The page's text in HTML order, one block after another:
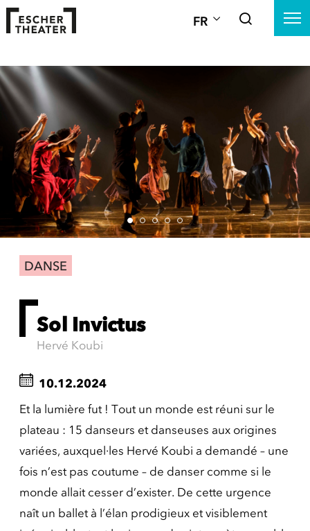
FR
DANSE
Sol Invictus
Hervé Koubi
10.12.2024
Et la lumière fut ! Tout un monde est réuni sur le
plateau : 15 danseurs et danseuses aux origines
variées, auxquel·les Hervé Koubi a demandé – une
fois n’est pas coutume – de danser comme si le
monde allait cesser d’exister. De cette urgence
naît un ballet à l’élan prodigieux et visiblement